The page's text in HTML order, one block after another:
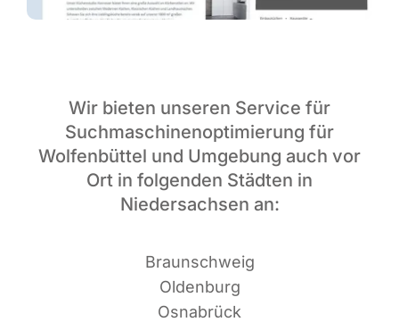
Wir bieten unseren Service für
Suchmaschinenoptimierung für
Wolfenbüttel und Umgebung auch vor
Ort in folgenden Städten in
Niedersachsen an:
Braun­schweig
Oldenburg
Osnabrück